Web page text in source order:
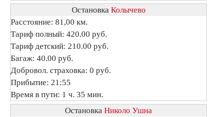
Остановка Колычево
Расстояние: 81,00 км.
Тариф полный: 420.00 руб.
Тариф детский: 210.00 руб.
Багаж: 40.00 руб.
Добровол. страховка: 0 руб.
Прибытие: 21:55
Время в пути: 1 ч. 35 мин.
Остановка Николо Ушна